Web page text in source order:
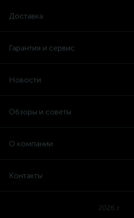
Доставка
Гарантия и сервис
Новости
Обзоры и советы
О компании
Контакты
2026 г.